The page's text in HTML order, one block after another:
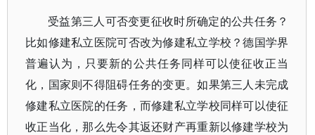
受益第三人可否变更征收时所确定的公共任务？
比如修建私立医院可否改为修建私立学校？德国学界
普遍认为，只要新的公共任务同样可以使征收正当
化，国家则不得阻碍任务的变更。如果第三人未完成
修建私立医院的任务，而修建私立学校同样可以使征
收正当化，那么先令其返还财产再重新以修建学校为